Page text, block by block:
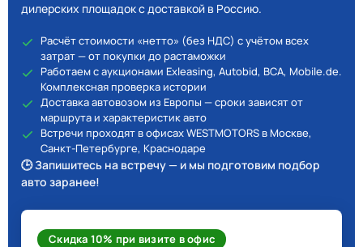
дилерских площадок с доставкой в Россию.
Расчёт стоимости «нетто» (без НДС) с учётом всех
затрат — от покупки до растаможки
Работаем с аукционами Exleasing, Autobid, BCA, Mobile.de.
Комплексная проверка истории
Доставка автовозом из Европы — сроки зависят от
маршрута и характеристик авто
Встречи проходят в офисах WESTMOTORS в Москве,
Санкт-Петербурге, Краснодаре
🕒 Запишитесь на встречу — и мы подготовим подбор
авто заранее!
Скидка 10% при визите в офис